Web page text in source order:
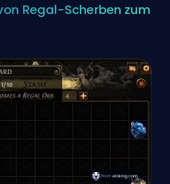
Regal-Scherben zum